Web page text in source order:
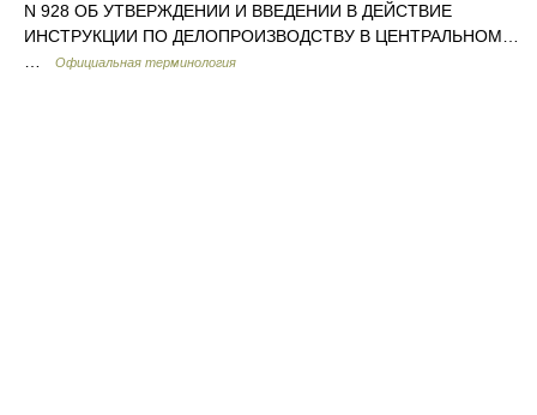
N 928 ОБ УТВЕРЖДЕНИИ И ВВЕДЕНИИ В ДЕЙСТВИЕ
ИНСТРУКЦИИ ПО ДЕЛОПРОИЗВОДСТВУ В ЦЕНТРАЛЬНОМ…
Официальная терминология